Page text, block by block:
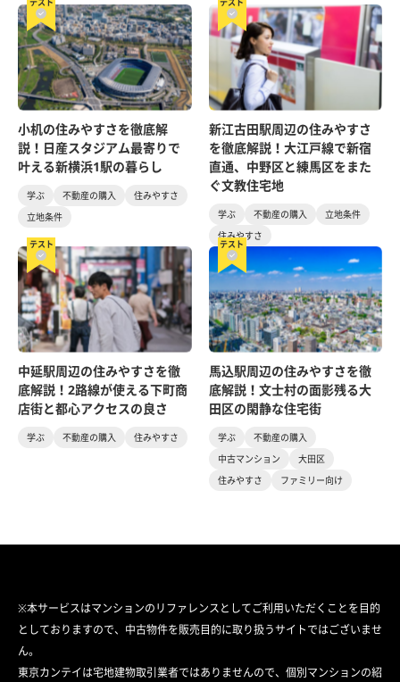
小机の住みやすさを徹底解
説！日産スタジアム最寄りで
叶える新横浜1駅の暮らし
学ぶ 不動産の購入
住みやすさ
立地条件
新江古田駅周辺の住みやすさ
を徹底解説！大江戸線で新宿
直通、中野区と練馬区をまた
ぐ文教住宅地
学ぶ 不動産の購入
立地条件
住みやすさ
テスト
中延駅周辺の住みやすさを徹
底解説！2路線が使える下町商
店街と都心アクセスの良さ
学ぶ 不動産の購入 住みやすさ
テスト
馬込駅周辺の住みやすさを徹
底解説！文士村の面影残る大
田区の閑静な住宅街
学ぶ
不動産の購入
中古マンション
大田区
住みやすさ
ファミリー向け
※本サービスはマンションのリファレンスとしてご利用いただくことを目的
としておりますので、中古物件を販売目的に取り扱うサイトではございませ
ん。
東京カンテイは宅地建物取引業者ではありませんので、個別マンションの紹